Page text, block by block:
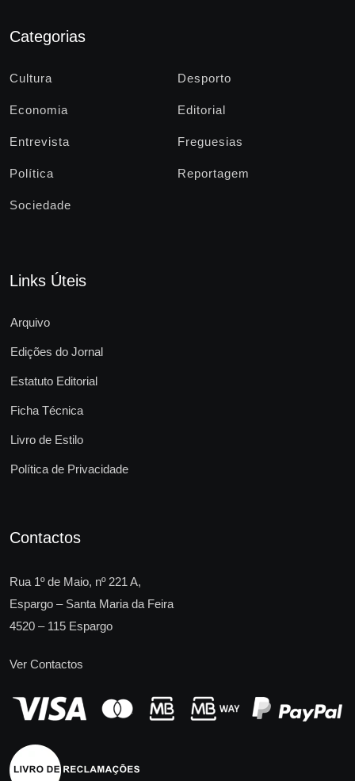
Categorias
Cultura Desporto
Economia Editorial
Entrevista Freguesias
Política Reportagem
Sociedade
Links Úteis
Arquivo
Edições do Jornal
Estatuto Editorial
Ficha Técnica
Livro de Estilo
Política de Privacidade
Contactos
Rua 1º de Maio, nº 221 A,
Espargo – Santa Maria da Feira
4520 – 115 Espargo
Ver Contactos